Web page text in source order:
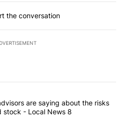
the conversation
most commented articles in the last
financial advisors are saying
are saying about the risks
stock - Local News 8